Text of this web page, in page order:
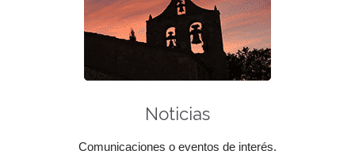
Noticias
Comunicaciones o eventos de interés.